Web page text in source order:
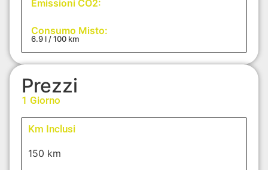
Emissioni CO2:
Consumo Misto:
6.9 l / 100 km
Prezzi
1 Giorno
Km Inclusi
150 km